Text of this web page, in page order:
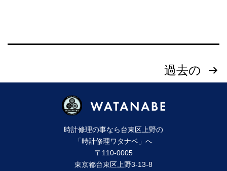
過去の
時計修理の事なら台東区上野の
「時計修理ワタナベ」へ
〒110-0005
東京都台東区上野3-13-8